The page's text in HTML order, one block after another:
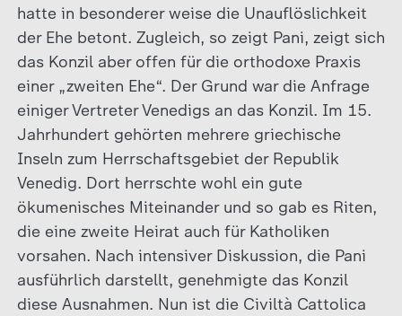
hatte in besonderer weise die Unauflöslichkeit
der Ehe betont. Zugleich, so zeigt Pani, zeigt sich
das Konzil aber offen für die orthodoxe Praxis
einer „zweiten Ehe“. Der Grund war die Anfrage
einiger Vertreter Venedigs an das Konzil. Im 15.
Jahrhundert gehörten mehrere griechische
Inseln zum Herrschaftsgebiet der Republik
Venedig. Dort herrschte wohl ein gute
ökumenisches Miteinander und so gab es Riten,
die eine zweite Heirat auch für Katholiken
vorsahen. Nach intensiver Diskussion, die Pani
ausführlich darstellt, genehmigte das Konzil
diese Ausnahmen. Nun ist die Civiltà Cattolica